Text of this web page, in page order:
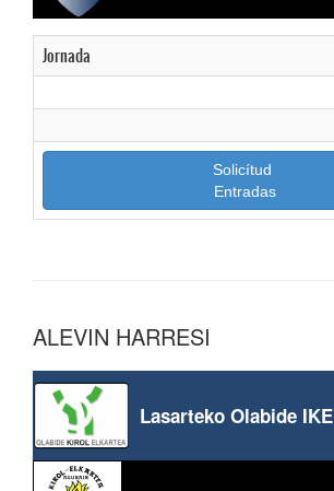
Jornada
Solicítud
Entradas
ALEVIN HARRESI
Lasarteko Olabide IKE